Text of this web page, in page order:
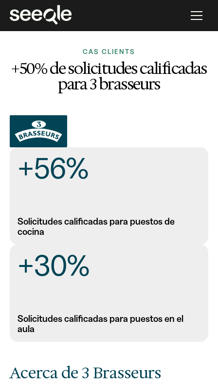
CAS CLIENTS
+50% de solicitudes calificadas
para 3 brasseurs
+56%
Solicitudes calificadas para puestos de
cocina
+30%
Solicitudes calificadas para puestos en el
aula
Acerca de 3 Brasseurs